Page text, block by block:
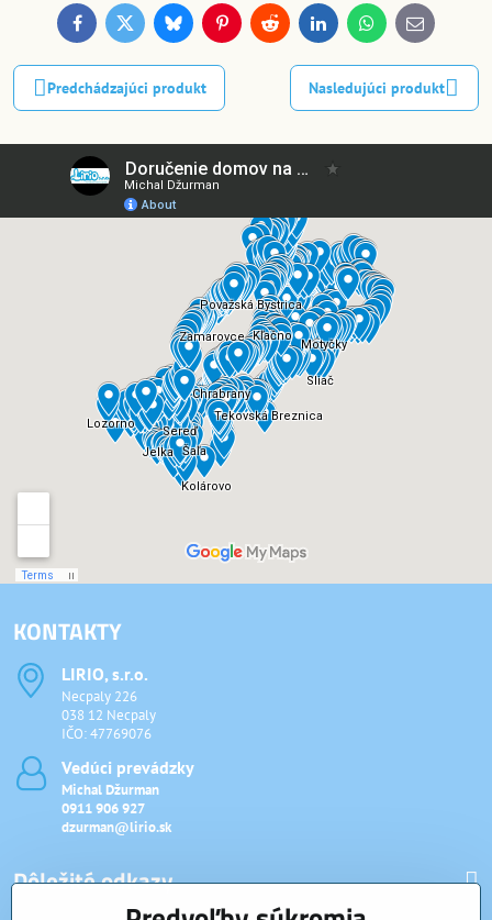
FacebookTwitterBlueskyPinterestReddit LinkedInWhatsApp
E-
mail
Predchádzajúci produkt Nasledujúci produkt
KONTAKTY
LIRIO, s​.r​.o​.
Necpaly 226
038 12 Necpaly
IČO: 47769076
Vedúci prevádzky
Michal Džurman
0911 906 927
dzurman@lirio.sk
Dôležité odkazy